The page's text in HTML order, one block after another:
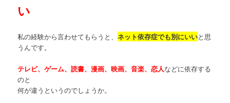
い
私の経験から言わせてもらうと、ネット依存症でも別にいいと思
うんです。
テレビ、ゲーム、読書、漫画、映画、音楽、恋人などに依存する
のと
何が違うというのでしょうか。